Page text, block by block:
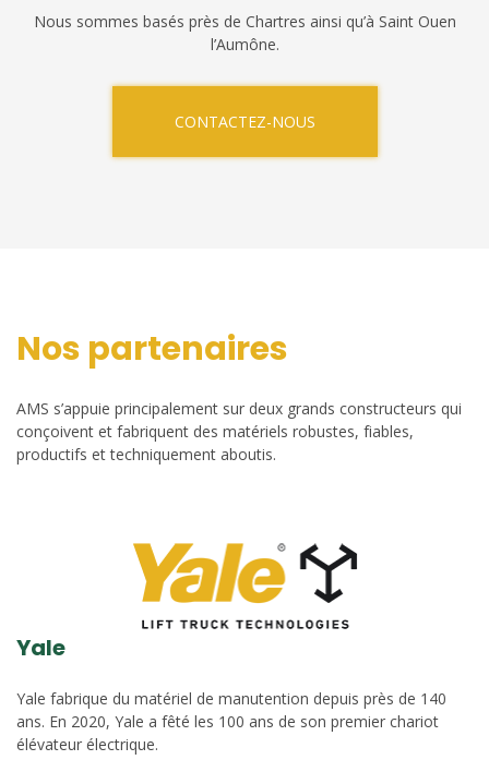
Nous sommes basés près de Chartres ainsi qu’à Saint Ouen
l’Aumône.
CONTACTEZ-NOUS
Nos partenaires
AMS s’appuie principalement sur deux grands constructeurs qui
conçoivent et fabriquent des matériels robustes, fiables,
productifs et techniquement aboutis.
Yale
Yale fabrique du matériel de manutention depuis près de 140
ans. En 2020, Yale a fêté les 100 ans de son premier chariot
élévateur électrique.